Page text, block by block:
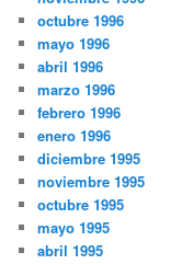
octubre 1996
mayo 1996
abril 1996
marzo 1996
febrero 1996
enero 1996
diciembre 1995
noviembre 1995
octubre 1995
mayo 1995
abril 1995